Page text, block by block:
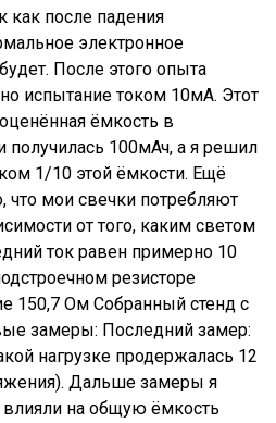
как после падения
электронное
После этого опыта
испытание током 10мА. Этот
ёмкость в
100мАч, а я решил
1/10 этой ёмкости. Ещё
что мои свечки потребляют
от того, каким светом
ток равен примерно 10
резисторе
150,7 Ом Собранный стенд с
замеры: Последний замер:
нагрузке продержалась 12
Дальше замеры я
влияли на общую ёмкость